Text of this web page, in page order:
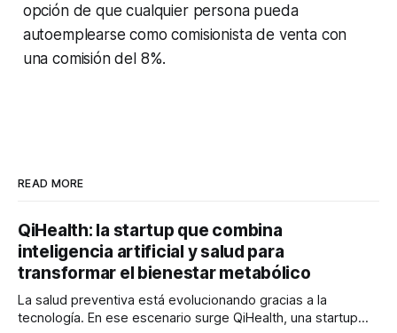
opción de que cualquier persona pueda
autoemplearse como comisionista de venta con
una comisión del 8%.
READ MORE
QiHealth: la startup que combina
inteligencia artificial y salud para
transformar el bienestar metabólico
La salud preventiva está evolucionando gracias a la
tecnología. En ese escenario surge QiHealth, una startup